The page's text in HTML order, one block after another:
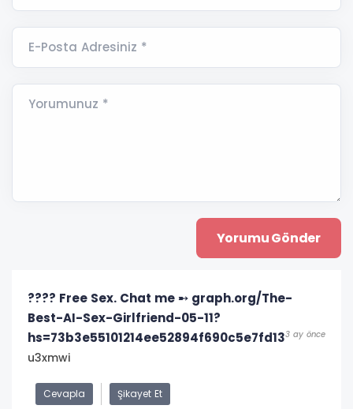
E-Posta Adresiniz *
Yorumunuz *
???? Free Sex. Chat me ➸ graph.org/The-
Best-AI-Sex-Girlfriend-05-11?
hs=73b3e55101214ee52894f690c5e7fd133 ay önce
u3xmwi
Cevapla Şikayet Et